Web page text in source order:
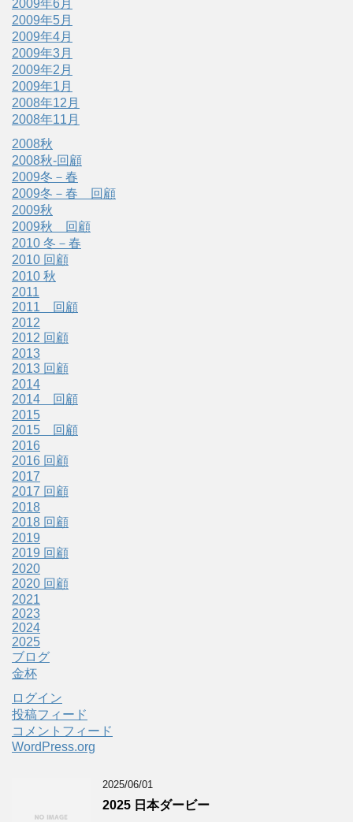
2009年6月
2009年5月
2009年4月
2009年3月
2009年2月
2009年1月
2008年12月
2008年11月
2008秋
2008秋-回顧
2009冬－春
2009冬－春 回顧
2009秋
2009秋 回顧
2010 冬－春
2010 回顧
2010 秋
2011
2011 回顧
2012
2012 回顧
2013
2013 回顧
2014
2014 回顧
2015
2015 回顧
2016
2016 回顧
2017
2017 回顧
2018
2018 回顧
2019
2019 回顧
2020
2020 回顧
2021
2023
2024
2025
ブログ
金杯
ログイン
投稿フィード
コメントフィード
WordPress.org
2025/06/01
2025 日本ダービー